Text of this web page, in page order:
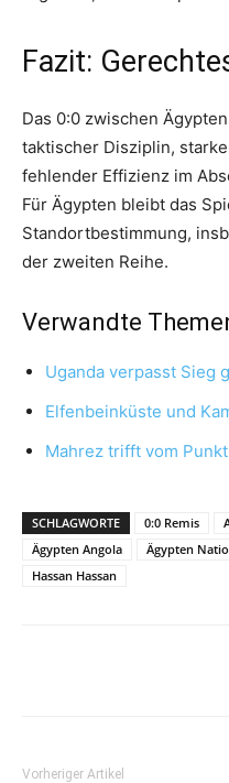
Fazit:
Das 0:0 zwischen
taktischer Disziplin,
fehlender Effizienz im
Für Ägypten bleibt das
Standortbestimmung,
der zweiten Reihe.
Verwandte
Uganda verpasst Sieg
Elfenbeinküste und
Mahrez trifft vom
SCHLAGWORTE 0:0 Remis
Ägypten Angola
Ägypten
Hassan Hassan
Vorheriger Artikel